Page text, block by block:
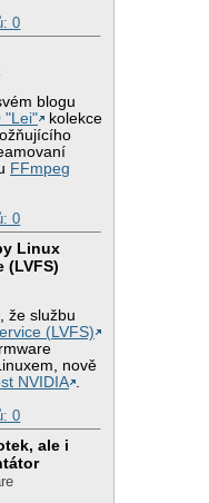
0
blogu
"Lei"
kolekce
FFmpeg
0
Linux
(LVFS)
, že službu
(LVFS)
nově
NVIDIA .
0
ale i